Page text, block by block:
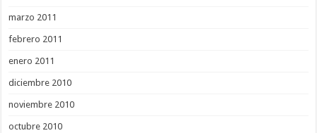
marzo 2011
febrero 2011
enero 2011
diciembre 2010
noviembre 2010
octubre 2010